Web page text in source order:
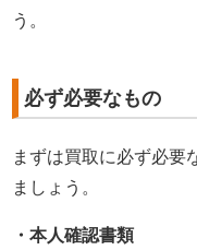
う。
必ず必要なもの
まずは買取に必ず必要
ましょう。
・本人確認書類